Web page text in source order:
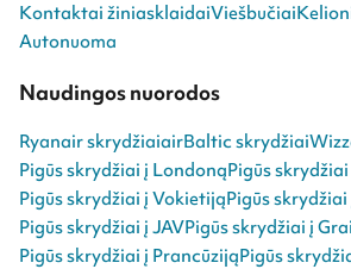
Kontaktai žiniasklaidaiViešbučiai
Autonuoma
Naudingos nuorodos
Ryanair skrydžiaiairBaltic skrydžiai
Pigūs skrydžiai į LondonąPigūs
Pigūs skrydžiai į VokietijąPigūs
Pigūs skrydžiai į JAVPigūs skrydžiai į
Pigūs skrydžiai į PrancūzijąPigūs